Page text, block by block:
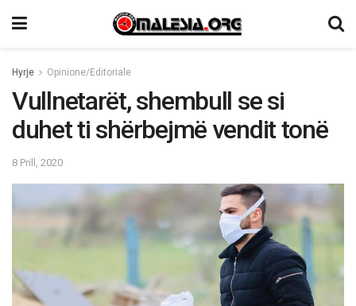
Hyrje Opinione/Editoriale
Vullnetarët, shembull se si
duhet ti shërbejmë vendit tonë
8 Prill, 2020